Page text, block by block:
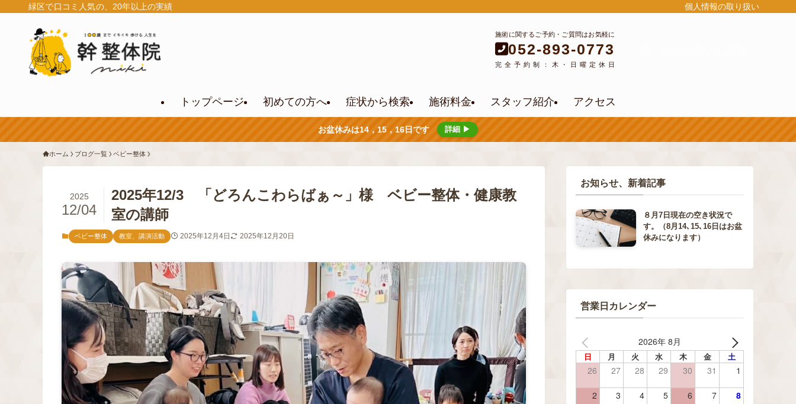
緑区で口コミ人気の、20年以上の実績 個人情報の取り扱い
施術に関するご予約・ご質問はお気軽に
052-893-0773
完全予約制：木・日曜定休日
トップページ 初めての方へ 症状から検索 施術料金 スタッフ紹介 アクセス
お盆休みは14，15，16日です 詳細 ▶
ホーム ブログ一覧 ベビー整体
2025年12/3 「どろんこわらばぁ～」様 ベビー整体・健康教
室の講師
2025
12/04
ベビー整体 教室、講演活動 2025年12月4日 2025年12月20日
お知らせ、新着記事
８月7日現在の空き状況で
す。（8月14､15､16日はお盆
休みになります）
営業日カレンダー
2026年 8月
日 月 火 水 木 金 土
26 27 28 29 30 31 1
2 3 4 5 6 7 8